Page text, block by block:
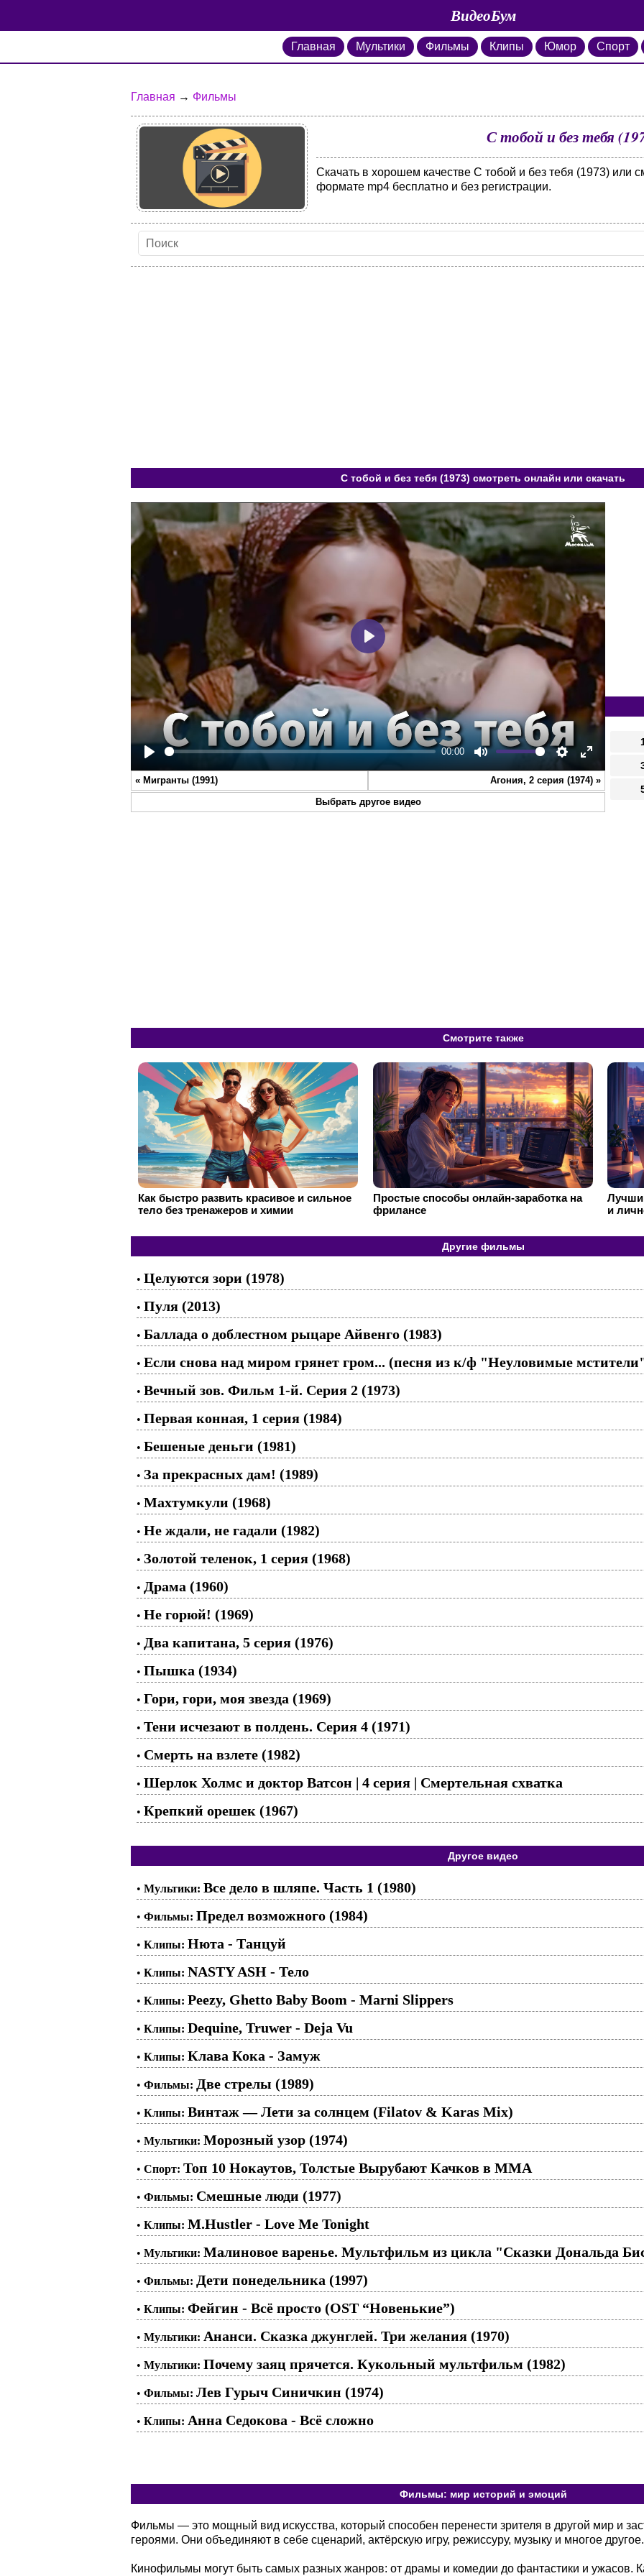
ВидеоБум
Главная Мультики Фильмы Клипы Юмор Спорт
Главная → Фильмы
С тобой и без тебя
Скачать в хорошем качестве С тобой и без тебя (1973) или
формате mp4 бесплатно и без регистрации.
С тобой и без тебя (1973) смотреть онлайн или скачать
Play
00:00
Mute Settings
Enter
fullscreen
Play
« Мигранты (1991) Агония, 2 серия (1974) »
Выбрать другое видео
Смотрите также
Как быстро развить красивое и сильное
тело без тренажеров и химии
Простые способы онлайн-заработка на
фрилансе
и
Другие фильмы
• Целуются зори (1978)
• Пуля (2013)
• Баллада о доблестном рыцаре Айвенго (1983)
• Если снова над миром грянет гром... (песня из к/ф "Неуловимые
• Вечный зов. Фильм 1-й. Серия 2 (1973)
• Первая конная, 1 серия (1984)
• Бешеные деньги (1981)
• За прекрасных дам! (1989)
• Махтумкули (1968)
• Не ждали, не гадали (1982)
• Золотой теленок, 1 серия (1968)
• Драма (1960)
• Не горюй! (1969)
• Два капитана, 5 серия (1976)
• Пышка (1934)
• Гори, гори, моя звезда (1969)
• Тени исчезают в полдень. Серия 4 (1971)
• Смерть на взлете (1982)
• Шерлок Холмс и доктор Ватсон | 4 серия | Смертельная схватка
• Крепкий орешек (1967)
Другое видео
• Мультики: Все дело в шляпе. Часть 1 (1980)
• Фильмы: Предел возможного (1984)
• Клипы: Нюта - Танцуй
• Клипы: NASTY ASH - Тело
• Клипы: Peezy, Ghetto Baby Boom - Marni Slippers
• Клипы: Dequine, Truwer - Deja Vu
• Клипы: Клава Кока - Замуж
• Фильмы: Две стрелы (1989)
• Клипы: Винтаж — Лети за солнцем (Filatov & Karas Mix)
• Мультики: Морозный узор (1974)
• Спорт: Топ 10 Нокаутов, Толстые Вырубают Качков в ММА
• Фильмы: Смешные люди (1977)
• Клипы: M.Hustler - Love Me Tonight
• Мультики: Малиновое варенье. Мультфильм из цикла "Сказки Дональда
• Фильмы: Дети понедельника (1997)
• Клипы: Фейгин - Всё просто (OST “Новенькие”)
• Мультики: Ананси. Сказка джунглей. Три желания (1970)
• Мультики: Почему заяц прячется. Кукольный мультфильм (1982)
• Фильмы: Лев Гурыч Синичкин (1974)
• Клипы: Анна Седокова - Всё сложно
Фильмы: мир историй и эмоций
Фильмы — это мощный вид искусства, который способен перенести зрителя в другой мир и
героями. Они объединяют в себе сценарий, актёрскую игру, режиссуру, музыку и многое другое.
Кинофильмы могут быть самых разных жанров: от драмы и комедии до фантастики и ужасов.